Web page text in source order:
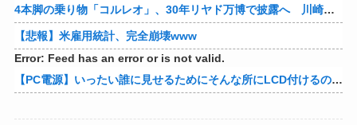
4本脚の乗り物「コルレオ」、30年リヤド万博で披露へ 川崎重工が35年発売目指す
【悲報】米雇用統計、完全崩壊www
Error: Feed has an error or is not valid.
【PC電源】いったい誰に見せるためにそんな所にLCD付けるのかな